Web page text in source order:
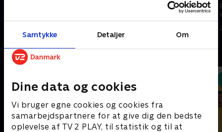
Samtykke Detaljer Om
Dine data og cookies
Vi bruger egne cookies og cookies fra
samarbejdspartnere for at give dig den bedste
oplevelse af TV 2 PLAY, til statistik og til at
hvilket par, der vinder.
soveværelse med spirende
Andre så også